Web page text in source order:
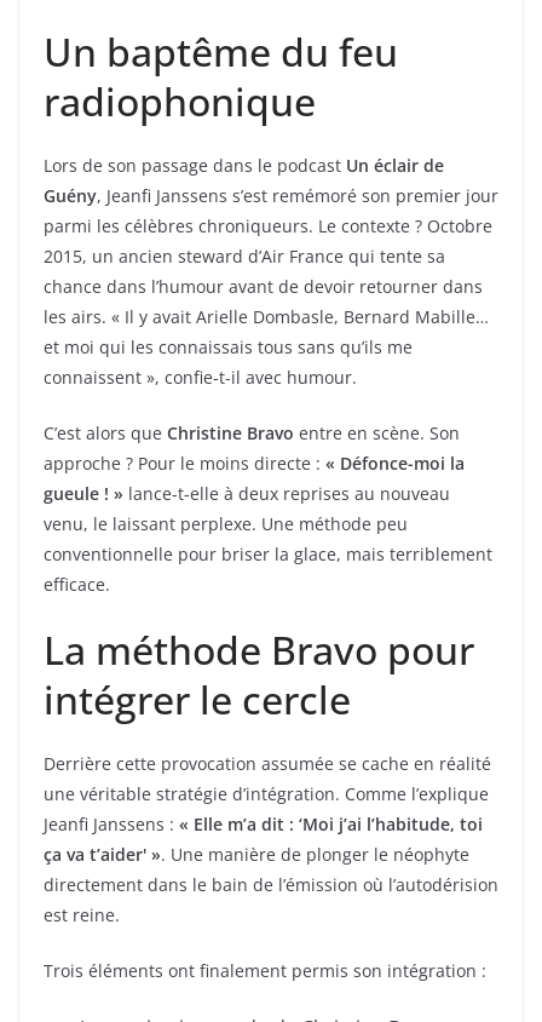
Un baptême du feu
radiophonique
Lors de son passage dans le podcast Un éclair de
Guény, Jeanfi Janssens s’est remémoré son premier jour
parmi les célèbres chroniqueurs. Le contexte ? Octobre
2015, un ancien steward d’Air France qui tente sa
chance dans l’humour avant de devoir retourner dans
les airs. « Il y avait Arielle Dombasle, Bernard Mabille…
et moi qui les connaissais tous sans qu’ils me
connaissent », confie-t-il avec humour.
C’est alors que Christine Bravo entre en scène. Son
approche ? Pour le moins directe : « Défonce-moi la
gueule ! » lance-t-elle à deux reprises au nouveau
venu, le laissant perplexe. Une méthode peu
conventionnelle pour briser la glace, mais terriblement
efficace.
La méthode Bravo pour
intégrer le cercle
Derrière cette provocation assumée se cache en réalité
une véritable stratégie d’intégration. Comme l’explique
Jeanfi Janssens : « Elle m’a dit : ‘Moi j’ai l’habitude, toi
ça va t’aider' ». Une manière de plonger le néophyte
directement dans le bain de l’émission où l’autodérision
est reine.
Trois éléments ont finalement permis son intégration :